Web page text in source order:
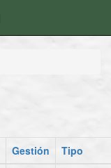
Gestión Tipo